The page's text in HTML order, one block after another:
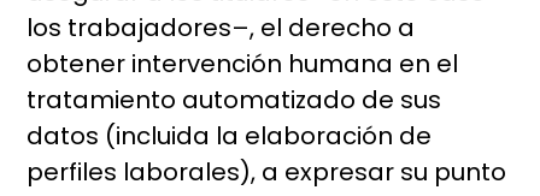
los trabajadores–, el derecho a
obtener intervención humana en el
tratamiento automatizado de sus
datos (incluida la elaboración de
perfiles laborales), a expresar su punto